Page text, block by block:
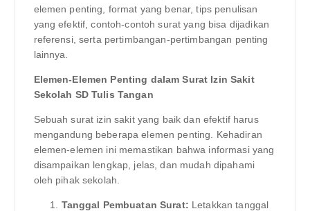
elemen penting, format yang benar, tips penulisan
yang efektif, contoh-contoh surat yang bisa dijadikan
referensi, serta pertimbangan-pertimbangan penting
lainnya.
Elemen-Elemen Penting dalam Surat Izin Sakit
Sekolah SD Tulis Tangan
Sebuah surat izin sakit yang baik dan efektif harus
mengandung beberapa elemen penting. Kehadiran
elemen-elemen ini memastikan bahwa informasi yang
disampaikan lengkap, jelas, dan mudah dipahami
oleh pihak sekolah.
Tanggal Pembuatan Surat: Letakkan tanggal